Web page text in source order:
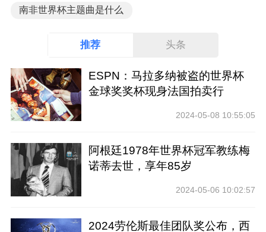
南非世界杯主题曲是什么
推荐 头条
ESPN：马拉多纳被盗的世界杯
金球奖奖杯现身法国拍卖行
2024-05-08 10:55:05
阿根廷1978年世界杯冠军教练梅
诺蒂去世，享年85岁
2024-05-06 10:02:57
2024劳伦斯最佳团队奖公布，西